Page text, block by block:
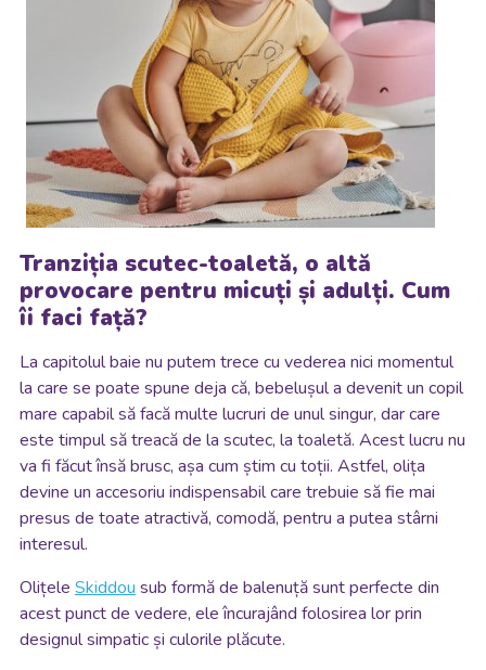
Tranziția scutec-toaletă, o altă
provocare pentru micuți și adulți. Cum
îi faci față?
La capitolul baie nu putem trece cu vederea nici momentul
la care se poate spune deja că, bebelușul a devenit un copil
mare capabil să facă multe lucruri de unul singur, dar care
este timpul să treacă de la scutec, la toaletă. Acest lucru nu
va fi făcut însă brusc, așa cum știm cu toții. Astfel, olița
devine un accesoriu indispensabil care trebuie să fie mai
presus de toate atractivă, comodă, pentru a putea stârni
interesul.
Olițele Skiddou sub formă de balenuță sunt perfecte din
acest punct de vedere, ele încurajând folosirea lor prin
designul simpatic și culorile plăcute.